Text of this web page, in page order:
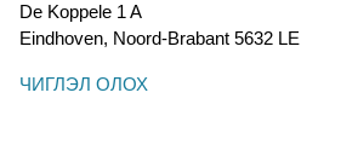
De Koppele 1 A
Eindhoven, Noord-Brabant 5632 LE
ЧИГЛЭЛ ОЛОХ